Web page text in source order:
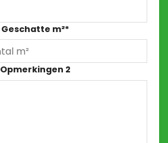
Geschatte m²*
Opmerkingen 2